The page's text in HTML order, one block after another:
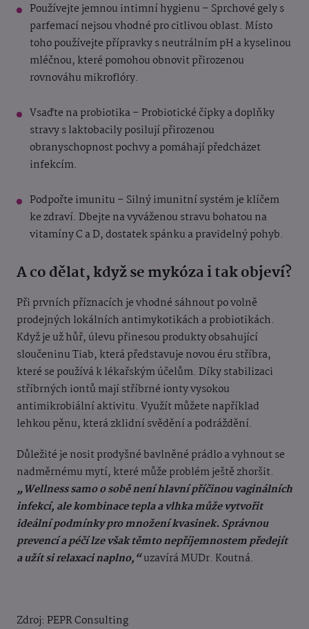
Používejte jemnou intimní hygienu – Sprchové gely s
parfemací nejsou vhodné pro citlivou oblast. Místo
toho používejte přípravky s neutrálním pH a kyselinou
mléčnou, které pomohou obnovit přirozenou
rovnováhu mikroflóry.
Vsaďte na probiotika – Probiotické čípky a doplňky
stravy s laktobacily posilují přirozenou
obranyschopnost pochvy a pomáhají předcházet
infekcím.
Podpořte imunitu – Silný imunitní systém je klíčem
ke zdraví. Dbejte na vyváženou stravu bohatou na
vitamíny C a D, dostatek spánku a pravidelný pohyb.
A co dělat, když se mykóza i tak objeví?
Při prvních příznacích je vhodné sáhnout po volně
prodejných lokálních antimykotikách a probiotikách.
Když je už hůř, úlevu přinesou produkty obsahující
sloučeninu Tiab, která představuje novou éru stříbra,
které se používá k lékařským účelům. Díky stabilizaci
stříbrných iontů mají stříbrné ionty vysokou
antimikrobiální aktivitu. Využít můžete například
lehkou pěnu, která zklidní svědění a podráždění.
Důležité je nosit prodyšné bavlněné prádlo a vyhnout se
nadměrnému mytí, které může problém ještě zhoršit.
„Wellness samo o sobě není hlavní příčinou vaginálních
infekcí, ale kombinace tepla a vlhka může vytvořit
ideální podmínky pro množení kvasinek. Správnou
prevencí a péčí lze však těmto nepříjemnostem předejít
a užít si relaxaci naplno,“uzavírá MUDr. Koutná.
Zdroj: PEPR Consulting